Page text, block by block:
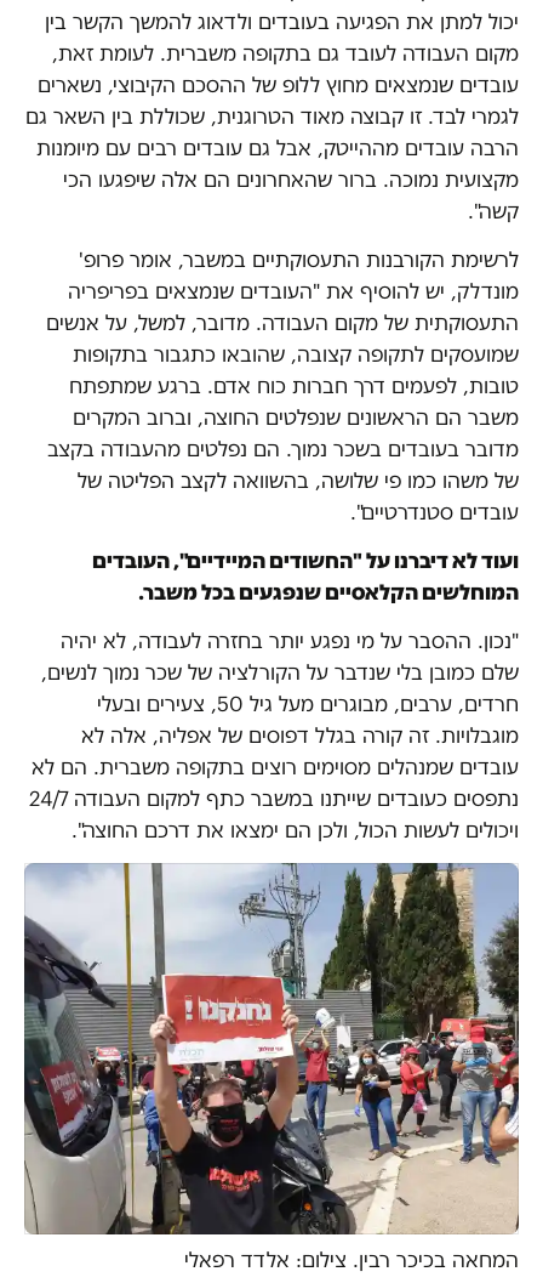
יכול למתן את הפגיעה בעובדים ולדאוג להמשך הקשר בין
מקום העבודה לעובד גם בתקופה משברית. לעומת זאת,
עובדים שנמצאים מחוץ ללופ של ההסכם הקיבוצי, נשארים
לגמרי לבד. זו קבוצה מאוד הטרוגנית, שכוללת בין השאר גם
הרבה עובדים מההייטק, אבל גם עובדים רבים עם מיומנות
מקצועית נמוכה. ברור שהאחרונים הם אלה שיפגעו הכי
קשה".
לרשימת הקורבנות התעסוקתיים במשבר, אומר פרופ'
מונדלק, יש להוסיף את "העובדים שנמצאים בפריפריה
התעסוקתית של מקום העבודה. מדובר, למשל, על אנשים
שמועסקים לתקופה קצובה, שהובאו כתגבור בתקופות
טובות, לפעמים דרך חברות כוח אדם. ברגע שמתפתח
משבר הם הראשונים שנפלטים החוצה, וברוב המקרים
מדובר בעובדים בשכר נמוך. הם נפלטים מהעבודה בקצב
של משהו כמו פי שלושה, בהשוואה לקצב הפליטה של
עובדים סטנדרטיים".
ועוד לא דיברנו על "החשודים המיידיים", העובדים
המוחלשים הקלאסיים שנפגעים בכל משבר.
"נכון. ההסבר על מי נפגע יותר בחזרה לעבודה, לא יהיה
שלם כמובן בלי שנדבר על הקורלציה של שכר נמוך לנשים,
חרדים, ערבים, מבוגרים מעל גיל 50, צעירים ובעלי
מוגבלויות. זה קורה בגלל דפוסים של אפליה, אלה לא
עובדים שמנהלים מסוימים רוצים בתקופה משברית. הם לא
נתפסים כעובדים שייתנו במשבר כתף למקום העבודה 24/7
ויכולים לעשות הכול, ולכן הם ימצאו את דרכם החוצה".
המחאה בכיכר רבין. צילום: אלדד רפאלי